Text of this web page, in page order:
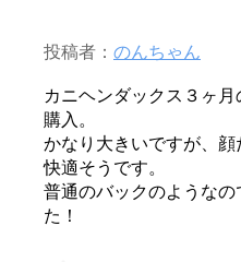
投稿者： のんちゃん
カニヘンダックス３ヶ
購入。
かなり大きいですが、
快適そうです。
普通のバックのような
た！